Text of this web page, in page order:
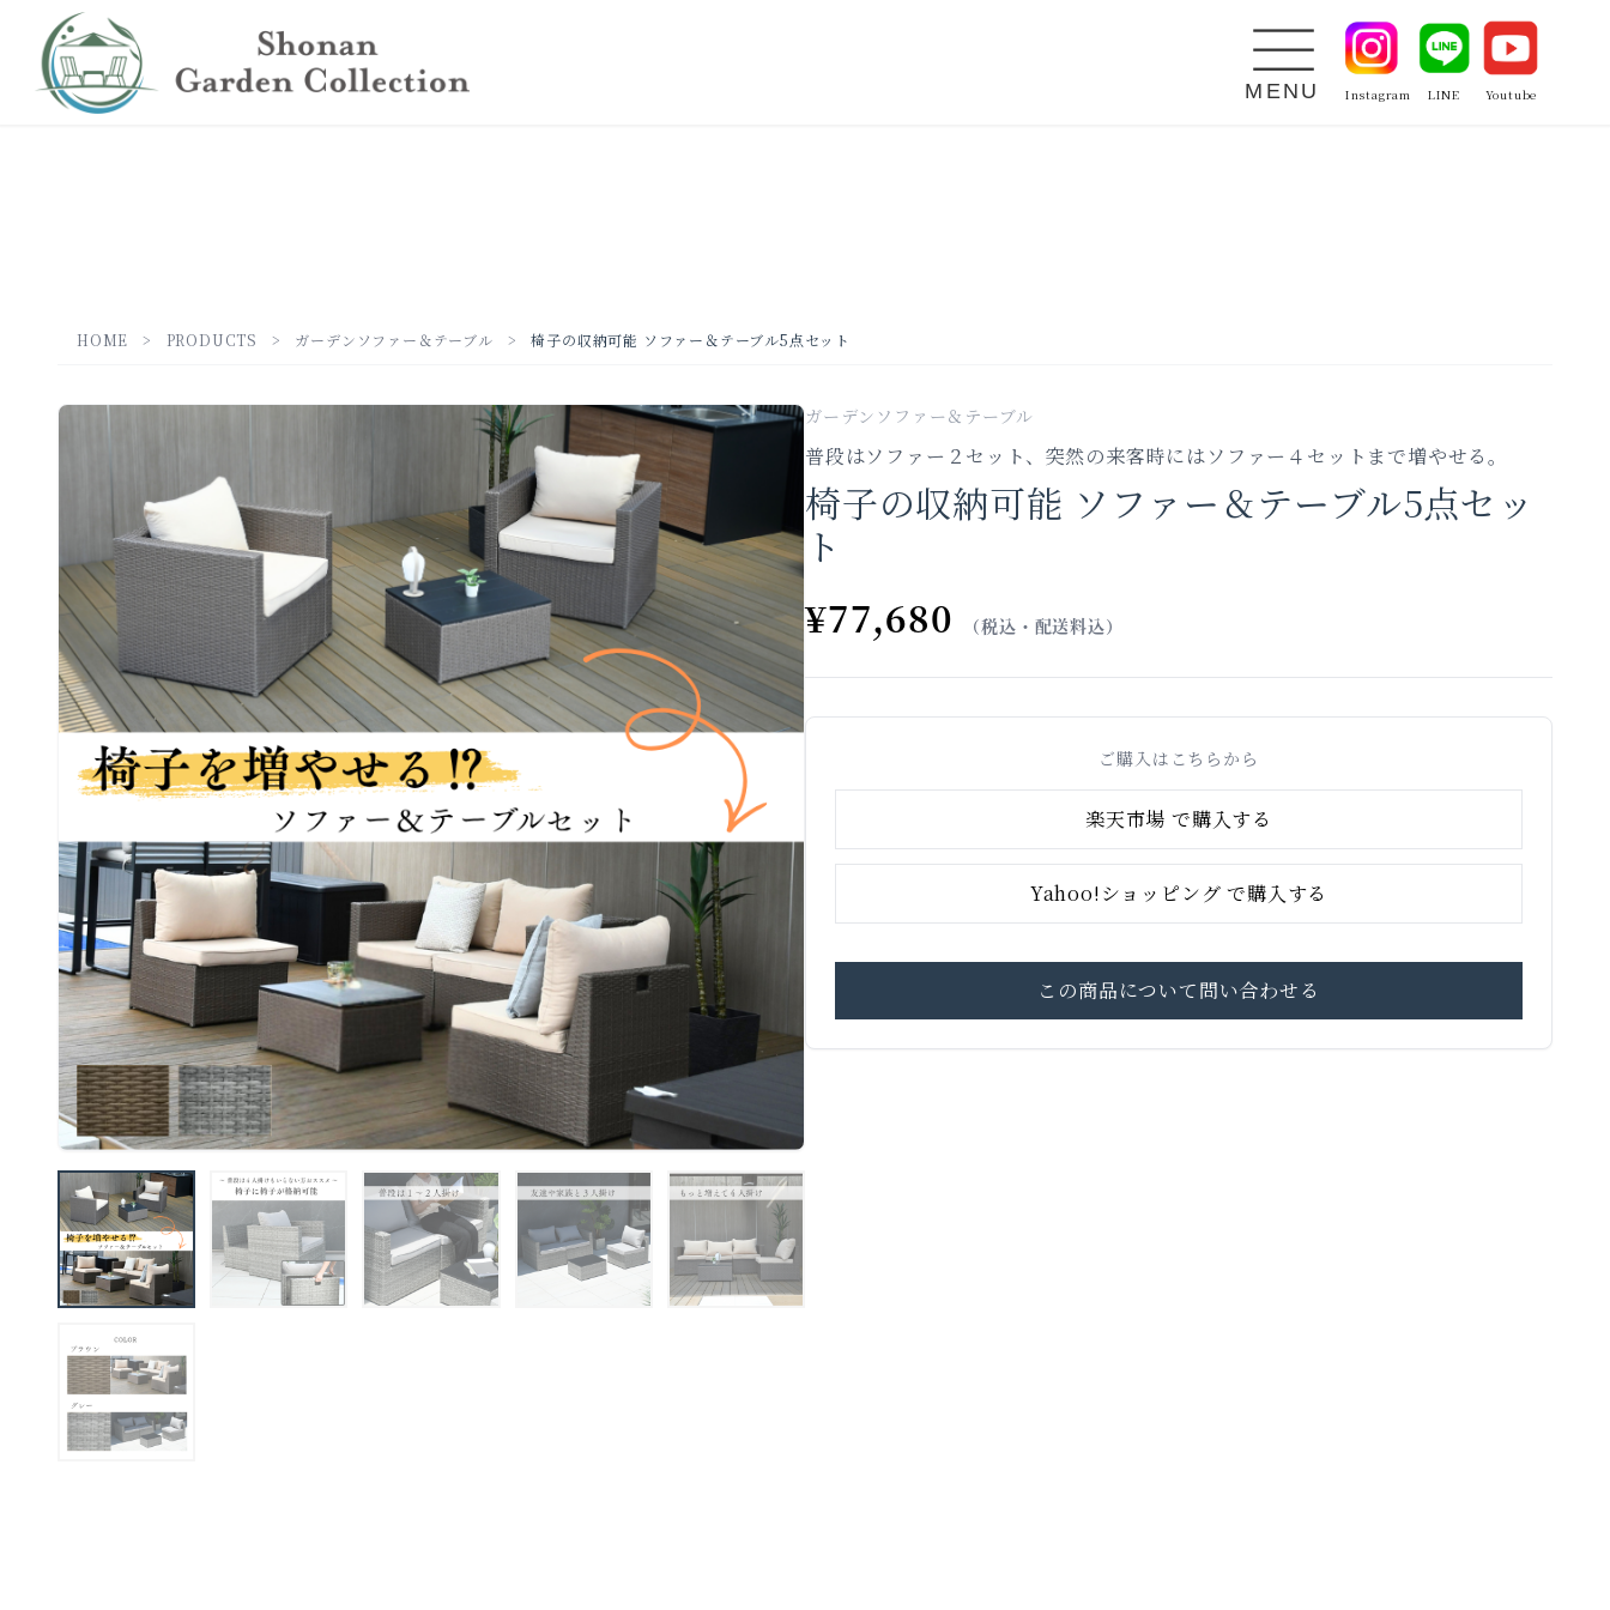
Instagram LINE Youtube
MENU
HOME > PRODUCTS > ガーデンソファー＆テーブル > 椅子の収納可能 ソファー＆テーブル5点セット
ガーデンソファー＆テーブル
普段はソファー２セット、突然の来客時にはソファー４セットまで増やせる。
椅子の収納可能 ソファー＆テーブル5点セッ
ト
¥77,680
（税込・配送料込）
ご購入はこちらから
楽天市場 で購入する
Yahoo!ショッピング で購入する
この商品について問い合わせる